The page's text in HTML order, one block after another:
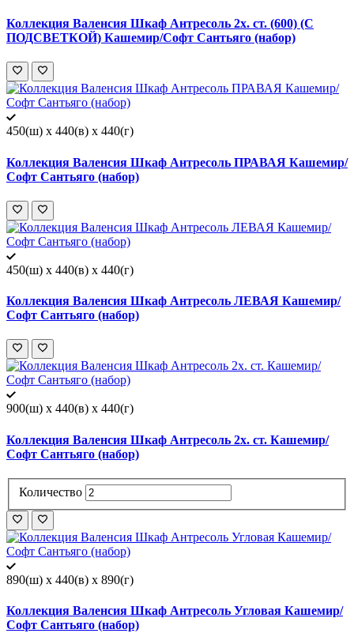
Коллекция Валенсия Шкаф Антресоль 2х. ст. (600) (С
ПОДСВЕТКОЙ) Кашемир/Софт Сантьяго (набор)
450(ш) x 440(в) x 440(г)
Коллекция Валенсия Шкаф Антресоль ПРАВАЯ Кашемир/
Софт Сантьяго (набор)
450(ш) x 440(в) x 440(г)
Коллекция Валенсия Шкаф Антресоль ЛЕВАЯ Кашемир/
Софт Сантьяго (набор)
900(ш) x 440(в) x 440(г)
Коллекция Валенсия Шкаф Антресоль 2х. ст. Кашемир/
Софт Сантьяго (набор)
Количество
890(ш) x 440(в) x 890(г)
Коллекция Валенсия Шкаф Антресоль Угловая Кашемир/
Софт Сантьяго (набор)